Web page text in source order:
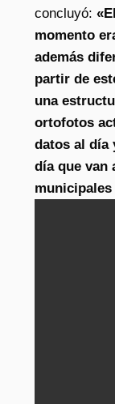
concluyó:
momento
además
partir de
una
ortofotos
datos al día
día que van